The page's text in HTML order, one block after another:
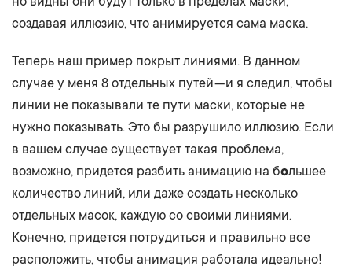
создавая иллюзию, что анимируется сама маска.
Теперь наш пример покрыт линиями. В данном
случае у меня 8 отдельных путей — и я следил, чтобы
линии не показывали те пути маски, которые не
нужно показывать. Это бы разрушило иллюзию. Если
в вашем случае существует такая проблема,
возможно, придется разбить анимацию на большее
количество линий, или даже создать несколько
отдельных масок, каждую со своими линиями.
Конечно, придется потрудиться и правильно все
расположить, чтобы анимация работала идеально!